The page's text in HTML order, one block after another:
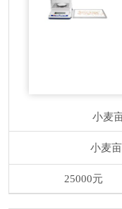
小麦
小麦
25000元